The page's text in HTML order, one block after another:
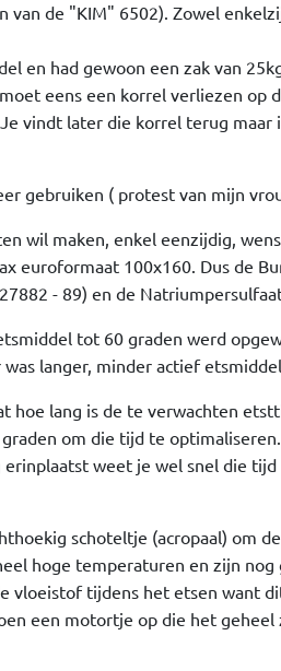
van de "KIM" 6502). Zowel
en had gewoon een zak van
eens een korrel verliezen op
vindt later die korrel terug
gebruiken ( protest van mijn
wil maken, enkel eenzijdig,
euroformaat 100x160. Dus de
- 89) en de
tot 60 graden werd
langer, minder actief
hoe lang is de te verwachten
om die tijd te optimaliseren.
weet je wel snel die tijd
schoteltje (acropaal) om
hoge temperaturen en zijn nog
vloeistof tijdens het etsen want
een motortje op die het